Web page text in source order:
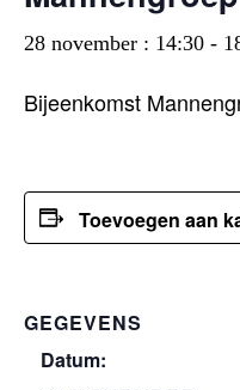
28 november : 14:30 -
Bijeenkomst
Toevoegen aan
GEGEVENS
Datum: